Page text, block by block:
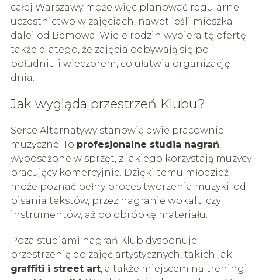
całej Warszawy może więc planować regularne
uczestnictwo w zajęciach, nawet jeśli mieszka
dalej od Bemowa. Wiele rodzin wybiera tę ofertę
także dlatego, że zajęcia odbywają się po
południu i wieczorem, co ułatwia organizację
dnia.
Jak wygląda przestrzeń Klubu?
Serce Alternatywy stanowią dwie pracownie
muzyczne. To profesjonalne studia nagrań,
wyposażone w sprzęt, z jakiego korzystają muzycy
pracujący komercyjnie. Dzięki temu młodzież
może poznać pełny proces tworzenia muzyki: od
pisania tekstów, przez nagranie wokalu czy
instrumentów, aż po obróbkę materiału.
Poza studiami nagrań Klub dysponuje
przestrzenią do zajęć artystycznych, takich jak
graffiti i street art, a także miejscem na treningi